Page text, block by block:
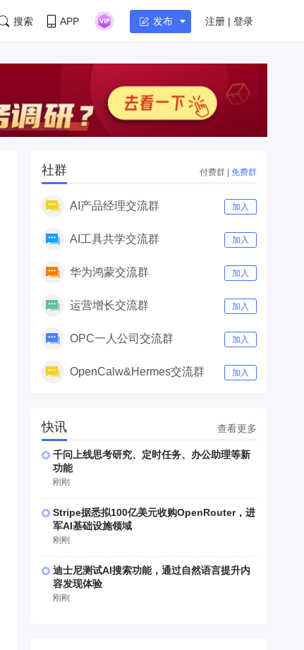
搜索 APP 发布 注册 | 登录
社群 付费群 | 免费群
AI产品经理交流群 加入
AI工具共学交流群 加入
华为鸿蒙交流群 加入
运营增长交流群 加入
OPC一人公司交流群 加入
OpenCalw&Hermes交流群 加入
快讯 查看更多
千问上线思考研究、定时任务、办公助理等新
功能
刚刚
Stripe据悉拟100亿美元收购OpenRouter，进
军AI基础设施领域
刚刚
迪士尼测试AI搜索功能，通过自然语言提升内
容发现体验
刚刚